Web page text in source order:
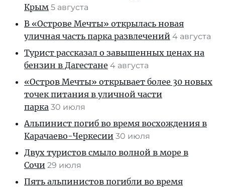
Крым 5 августа
В «Острове Мечты» открылась новая
уличная часть парка развлечений 4 августа
Турист рассказал о завышенных ценах на
бензин в Дагестане 4 августа
«Остров Мечты» открывает более 30 новых
точек питания в уличной части
парка 30 июля
Альпинист погиб во время восхождения в
Карачаево-Черкесии 30 июля
Двух туристов смыло волной в море в
Сочи 29 июля
Пять альпинистов погибли во время